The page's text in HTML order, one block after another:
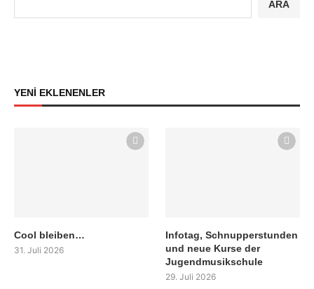
ARA
YENİ EKLENENLER
Cool bleiben…
31. Juli 2026
Infotag, Schnupperstunden
und neue Kurse der
Jugendmusikschule
29. Juli 2026